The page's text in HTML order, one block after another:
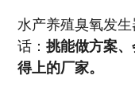
水产养殖臭氧发
话： 挑能做方案
得上的厂家。